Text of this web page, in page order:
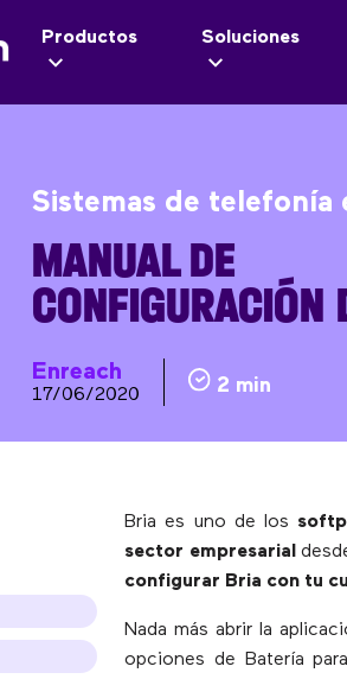
Productos Soluciones
Sistemas de telefonía
MANUAL DE
CONFIGURACIÓN
Enreach
17/06/2020 2 min
Bria es uno de los
sector empresarial
configurar Bria con tu
Nada más abrir la
opciones de Batería